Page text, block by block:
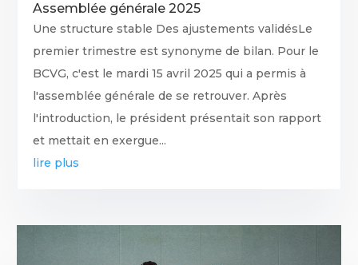
Assemblée générale 2025
Une structure stable Des ajustements validésLe
premier trimestre est synonyme de bilan. Pour le
BCVG, c'est le mardi 15 avril 2025 qui a permis à
l'assemblée générale de se retrouver. Après
l'introduction, le président présentait son rapport
et mettait en exergue...
lire plus